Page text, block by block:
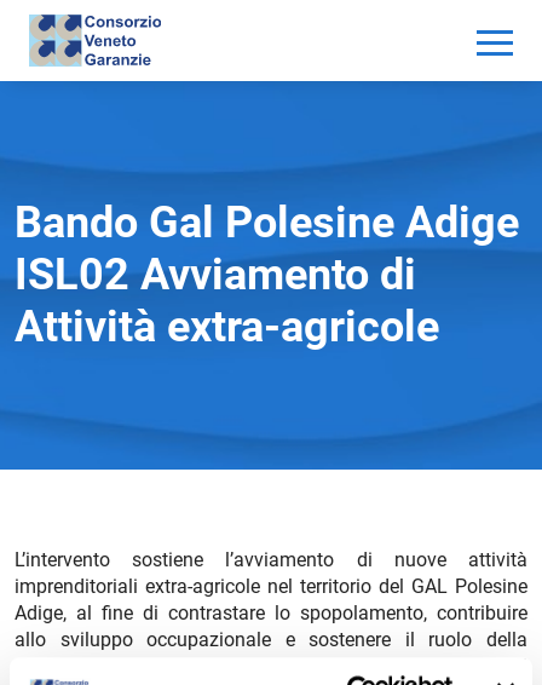
Bando Gal Polesine Adige
ISL02 Avviamento di
Attività extra-agricole
L’intervento sostiene l’avviamento di nuove attività
imprenditoriali extra-agricole nel territorio del GAL Polesine
Adige, al fine di contrastare lo spopolamento, contribuire
allo sviluppo occupazionale e sostenere il ruolo della